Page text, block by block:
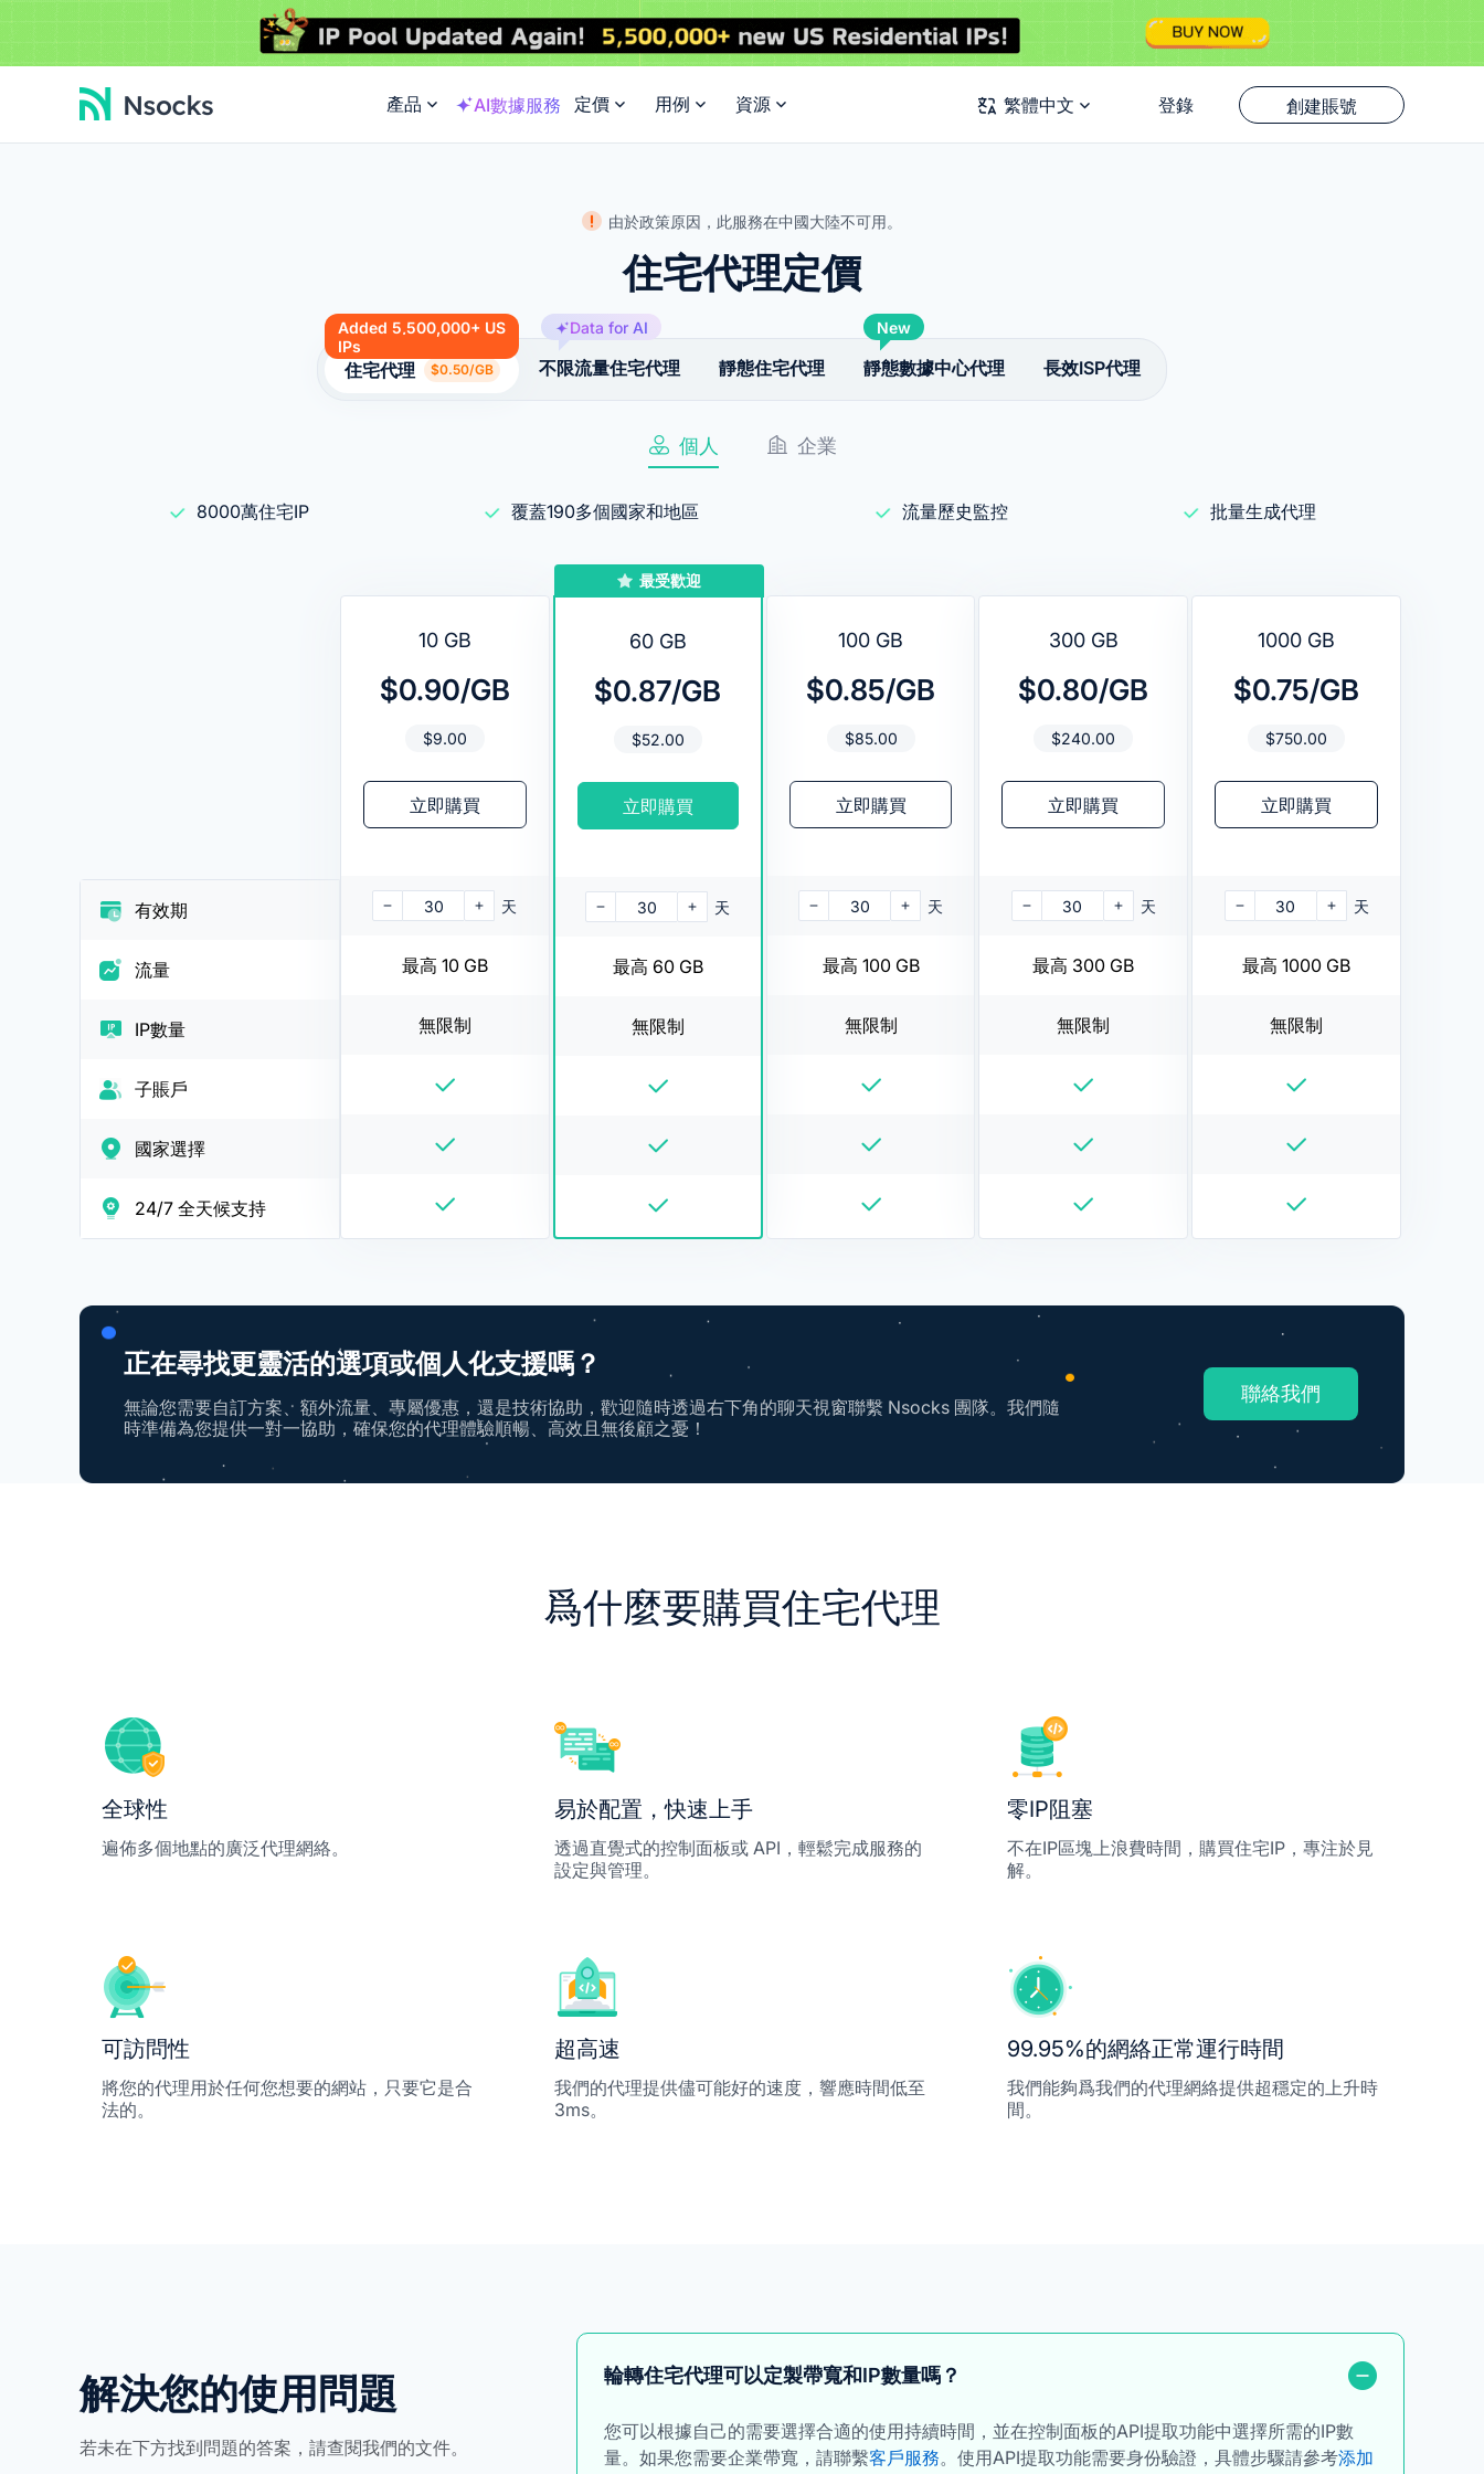
產品 AI數據服務 定價 用例 資源 繁體中文 登錄 創建賬號
由於政策原因，此服務在中國大陸不可用。
住宅代理定價
Added 5,500,000+ US
IPs
住宅代理 $0.50/GB
Data for AI
不限流量住宅代理 靜態住宅代理
New
靜態數據中心代理 長效ISP代理
個人 企業
8000萬住宅IP 覆蓋190多個國家和地區 流量歷史監控 批量生成代理
有效期
流量
IP數量
子賬戶
國家選擇
24/7 全天候支持
10 GB
$0.90/GB
$9.00
立即購買
30 天
最高 10 GB
無限制
60 GB
$0.87/GB
$52.00
立即購買
30 天
最高 60 GB
無限制
最受歡迎
100 GB
$0.85/GB
$85.00
立即購買
30 天
最高 100 GB
無限制
300 GB
$0.80/GB
$240.00
立即購買
30 天
最高 300 GB
無限制
1000 GB
$0.75/GB
$750.00
立即購買
30 天
最高 1000 GB
無限制
正在尋找更靈活的選項或個人化支援嗎？
無論您需要自訂方案、額外流量、專屬優惠，還是技術協助，歡迎隨時透過右下角的聊天視窗聯繫 Nsocks 團隊。我們隨
時準備為您提供一對一協助，確保您的代理體驗順暢、高效且無後顧之憂！
聯絡我們
爲什麼要購買住宅代理
全球性
遍佈多個地點的廣泛代理網絡。
易於配置，快速上手
透過直覺式的控制面板或 API，輕鬆完成服務的
設定與管理。
零IP阻塞
不在IP區塊上浪費時間，購買住宅IP，專注於見
解。
可訪問性
將您的代理用於任何您想要的網站，只要它是合
法的。
超高速
我們的代理提供儘可能好的速度，響應時間低至
3ms。
99.95%的網絡正常運行時間
我們能夠爲我們的代理網絡提供超穩定的上升時
間。
解決您的使用問題
若未在下方找到問題的答案，請查閱我們的文件。
輪轉住宅代理可以定製帶寬和IP數量嗎？
您可以根據自己的需要選擇合適的使用持續時間，並在控制面板的API提取功能中選擇所需的IP數
量。如果您需要企業帶寬，請聯繫客戶服務。使用API提取功能需要身份驗證，具體步驟請參考添加